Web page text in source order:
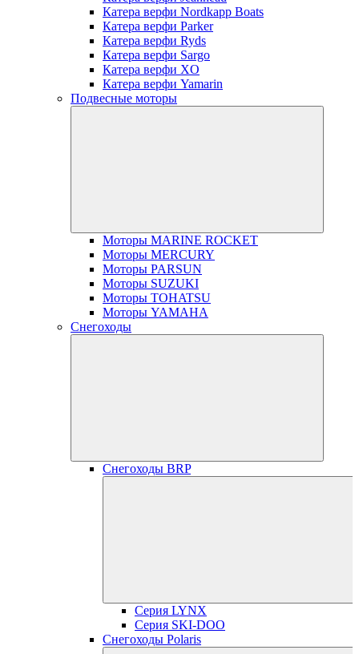
Катера верфи Nordkapp Boats
Катера верфи Parker
Катера верфи Ryds
Катера верфи Sargo
Катера верфи XO
Катера верфи Yamarin
Подвесные моторы
Моторы MARINE ROCKET
Моторы MERCURY
Моторы PARSUN
Моторы SUZUKI
Моторы TOHATSU
Моторы YAMAHA
Снегоходы
Снегоходы BRP
Серия LYNX
Серия SKI-DOO
Снегоходы Polaris